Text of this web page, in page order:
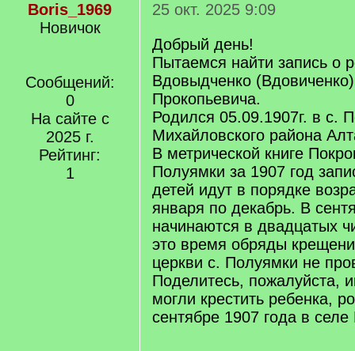
Boris_1969
Новичок
Сообщений:
0
На сайте с
2025 г.
Рейтинг:
1
25 окт. 2025 9:09
Добрый день!
Пытаемся найти запись о
Вдовыдченко
Прокопьевича.
Родился 05.09.1907г. в с.
Михайловского района
В метрической книге
Полуямки за 1907 год
детей идут в порядке
января по декабрь. В
начинаются в двадцатых
это время обряды
церкви с. Полуямки не
Поделитесь, пожалуйста,
могли крестить ребенка,
сентябре 1907 года в